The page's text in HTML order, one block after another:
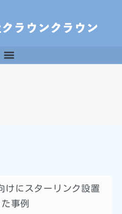
けにスターリンク設置
事例